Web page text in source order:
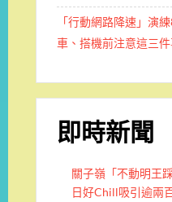
「行動網路降速」演
車、搭機前注意這三
即時新聞
關子嶺「不動明王
日好Chill吸引逾兩